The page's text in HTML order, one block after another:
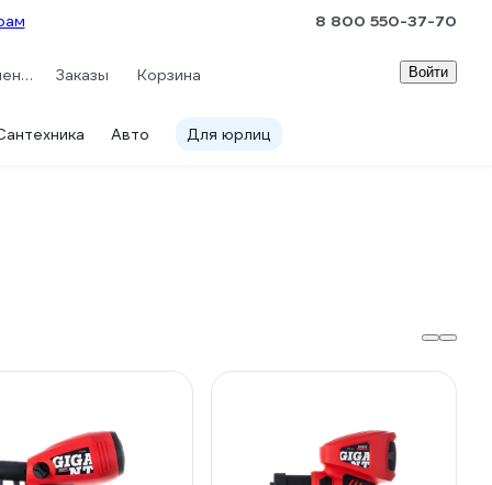
8 800 550-37-70
Сравнение Заказы Корзина Войти
Авто Для юрлиц